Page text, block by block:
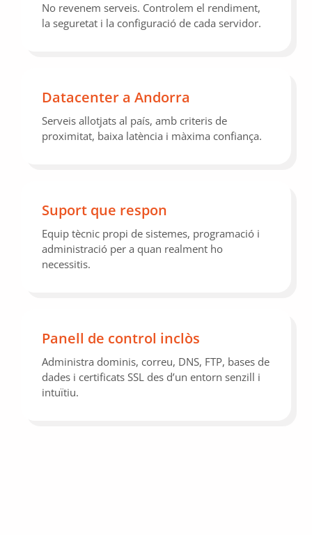
No revenem serveis. Controlem el rendiment,
la seguretat i la configuració de cada servidor.
Datacenter a Andorra
Serveis allotjats al país, amb criteris de
proximitat, baixa latència i màxima confiança.
Suport que respon
Equip tècnic propi de sistemes, programació i
administració per a quan realment ho
necessitis.
Panell de control inclòs
Administra dominis, correu, DNS, FTP, bases de
dades i certificats SSL des d’un entorn senzill i
intuïtiu.